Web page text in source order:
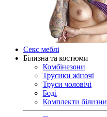
Секс меблі
Білизна та костюми
Комбінезони
Трусики жіночі
Труси чоловічі
Боді
Комплекти білизни